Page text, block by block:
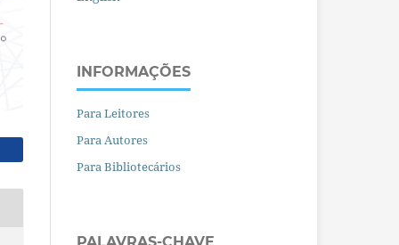
INFORMAÇÕES
Para Leitores
Para Autores
Para Bibliotecários